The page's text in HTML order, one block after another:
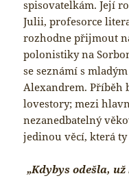
spisovatelkám. Její
Julii, profesorce
rozhodne přijmout
polonistiky na
se seznámí s
Alexandrem. Příběh
lovestory; mezi
nezanedbatelný
jedinou věcí, která
„Kdybys odešla,